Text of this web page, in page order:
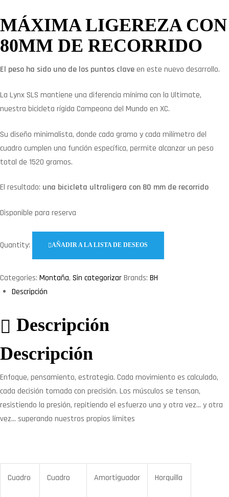
MÁXIMA LIGEREZA CON
80MM DE RECORRIDO
El peso ha sido uno de los puntos claveen este nuevo desarrollo.
La Lynx SLS mantiene una diferencia mínima con la Ultimate,
nuestra bicicleta rígida Campeona del Mundo en XC.
Su diseño minimalista, donde cada gramo y cada milímetro del
cuadro cumplen una función específica, permite alcanzar un peso
total de 1520 gramos.
El resultado: una bicicleta ultraligera con 80 mm de recorrido
Disponible para reserva
Quantity: AÑADIR A LA LISTA DE DESEOS
Categories: Montaña, Sin categorizarBrands: BH
Descripción
Descripción
Descripción
Enfoque, pensamiento, estrategia. Cada movimiento es calculado,
cada decisión tomada con precisión. Los músculos se tensan,
resistiendo la presión, repitiendo el esfuerzo una y otra vez… y otra
vez… superando nuestros propios límites
Cuadro Cuadro Amortiguador Horquilla